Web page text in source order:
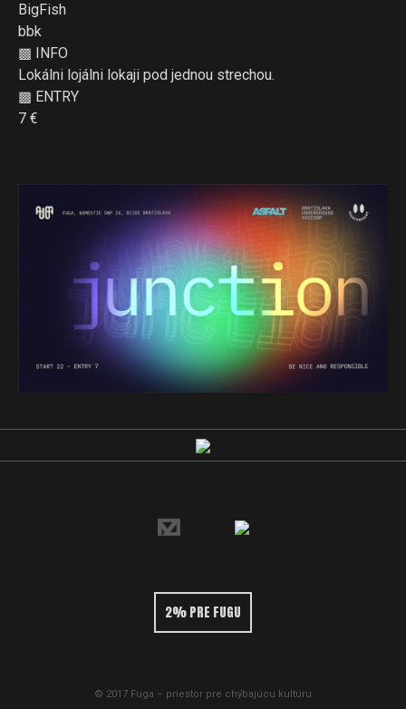
BigFish
bbk
▩ INFO
Lokálni lojálni lokaji pod jednou strechou.
▩ ENTRY
7 €
2% PRE FUGU
© 2017 Fuga – priestor pre chýbajúcu kultúru